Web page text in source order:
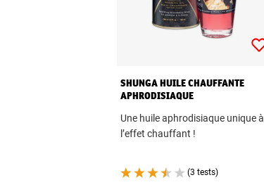
SHUNGA HUILE CHAUFFANTE
APHRODISIAQUE
Une huile aphrodisiaque unique à
l’effet chauffant !
(3 tests)